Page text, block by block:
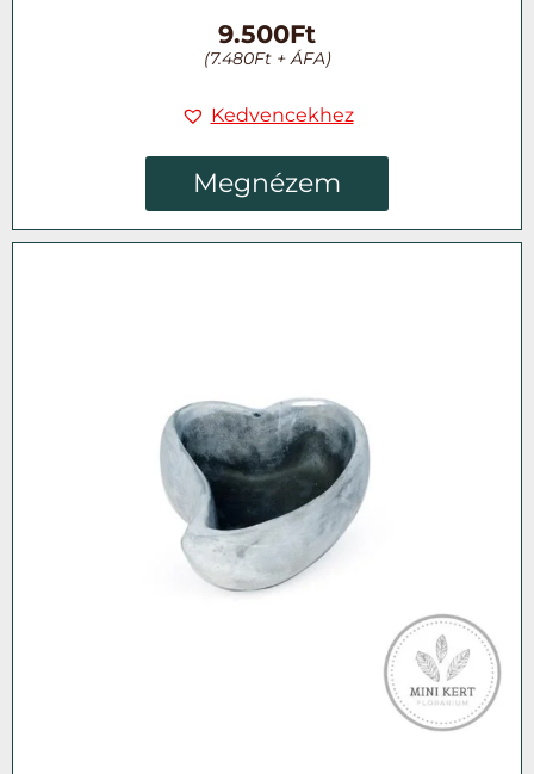
9.500Ft
(7.480Ft+ ÁFA)
Kedvencekhez
Megnézem